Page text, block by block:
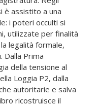
è assistito a una
i poteri occulti si
utilizzate per finalità
legalità formale,
Dalla Prima
della tensione al
Loggia P2, dalla
autoritarie e salva
ricostruisce il